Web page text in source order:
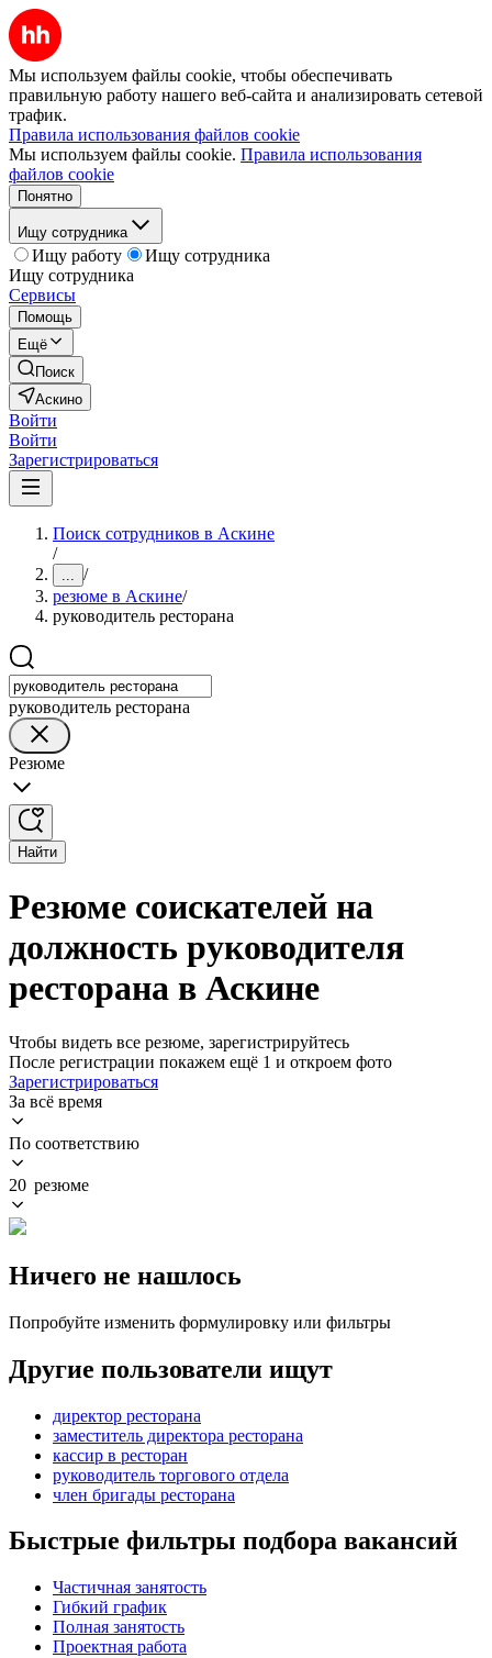
Мы используем файлы cookie, чтобы обеспечивать
правильную работу нашего веб-сайта и анализировать сетевой
трафик.
Правила использования файлов cookie
Мы используем файлы cookie. Правила использования
файлов cookie
Понятно
Ищу сотрудника
Ищу работу
Ищу сотрудника
Ищу сотрудника
Сервисы
Помощь
Ещё
Поиск
Аскино
Войти
Войти
Зарегистрироваться
Поиск сотрудников в Аскине
/
... /
резюме в Аскине/
руководитель ресторана
руководитель ресторана
Резюме
Найти
Резюме соискателей на
должность руководителя
ресторана в Аскине
Чтобы видеть все резюме, зарегистрируйтесь
После регистрации покажем ещё 1 и откроем фото
Зарегистрироваться
За всё время
По соответствию
20 резюме
Ничего не нашлось
Попробуйте изменить формулировку или фильтры
Другие пользователи ищут
директор ресторана
заместитель директора ресторана
кассир в ресторан
руководитель торгового отдела
член бригады ресторана
Быстрые фильтры подбора вакансий
Частичная занятость
Гибкий график
Полная занятость
Проектная работа